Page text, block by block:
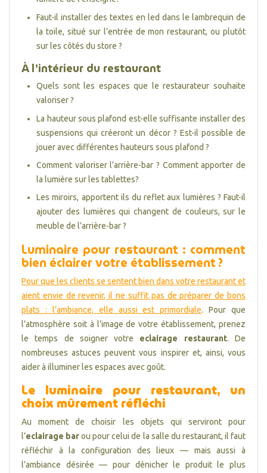
Faut-il installer des textes en led dans le lambrequin de
la toile, situé sur l’entrée de mon restaurant, ou plutôt
sur les côtés du store ?
À l’intérieur du restaurant
Quels sont les espaces que le restaurateur souhaite
valoriser ?
La hauteur sous plafond est-elle suffisante installer des
suspensions qui créeront un décor ? Est-il possible de
jouer avec différentes hauteurs sous plafond ?
Comment valoriser l’arrière-bar ? Comment apporter de
la lumière sur les tablettes?
Les miroirs, apportent ils du reflet aux lumières ? Faut-il
ajouter des lumières qui changent de couleurs, sur le
meuble de l’arrière-bar ?
Luminaire pour restaurant : comment
bien éclairer votre établissement ?
Pour que les clients se sentent bien dans votre restaurant et
aient envie de revenir, il ne suffit pas de préparer de bons
plats : l’ambiance, elle aussi est primordiale. Pour que
l’atmosphère soit à l’image de votre établissement, prenez
le temps de soigner votre eclairage restaurant. De
nombreuses astuces peuvent vous inspirer et, ainsi, vous
aider à illuminer les espaces avec goût.
Le luminaire pour restaurant, un
choix mûrement réfléchi
Au moment de choisir les objets qui serviront pour
l’eclairage barou pour celui de la salle du restaurant, il faut
réfléchir à la configuration des lieux — mais aussi à
l’ambiance désirée — pour dénicher le produit le plus